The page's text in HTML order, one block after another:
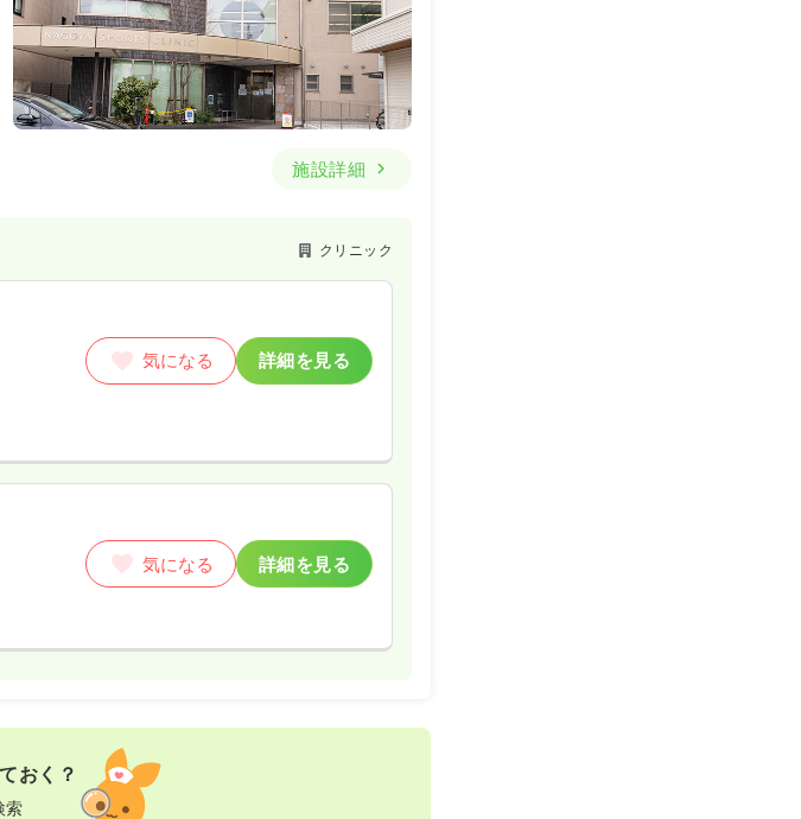
施設詳細
クリニック
気になる 詳細を見る
気になる 詳細を見る
おく？
索